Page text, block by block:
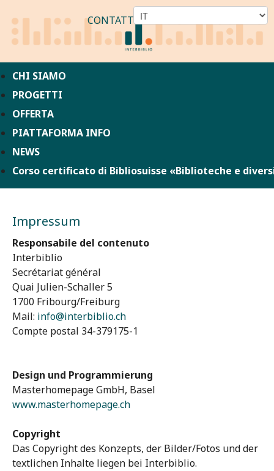
CONTATTO
CHI SIAMO
PROGETTI
OFFERTA
PIATTAFORMA INFO
NEWS
Corso certificato di Bibliosuisse «Biblioteche e
Impressum
Responsabile del contenuto
Interbiblio
Secrétariat général
Quai Julien-Schaller 5
1700 Fribourg/Freiburg
Mail: info@interbiblio.ch
Compte postal 34-379175-1
Design und Programmierung
Masterhomepage GmbH, Basel
www.masterhomepage.ch
Copyright
Das Copyright des Konzepts, der Bilder/Fotos und der
textlichen Inhalte liegen bei Interbiblio.